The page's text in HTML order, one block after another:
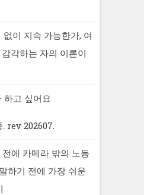
이 지속 가능한가, 여
각하는 자의 이론이
하고 싶어요
rev 202607.
에 카메라 밖의 노동
하기 전에 가장 쉬운